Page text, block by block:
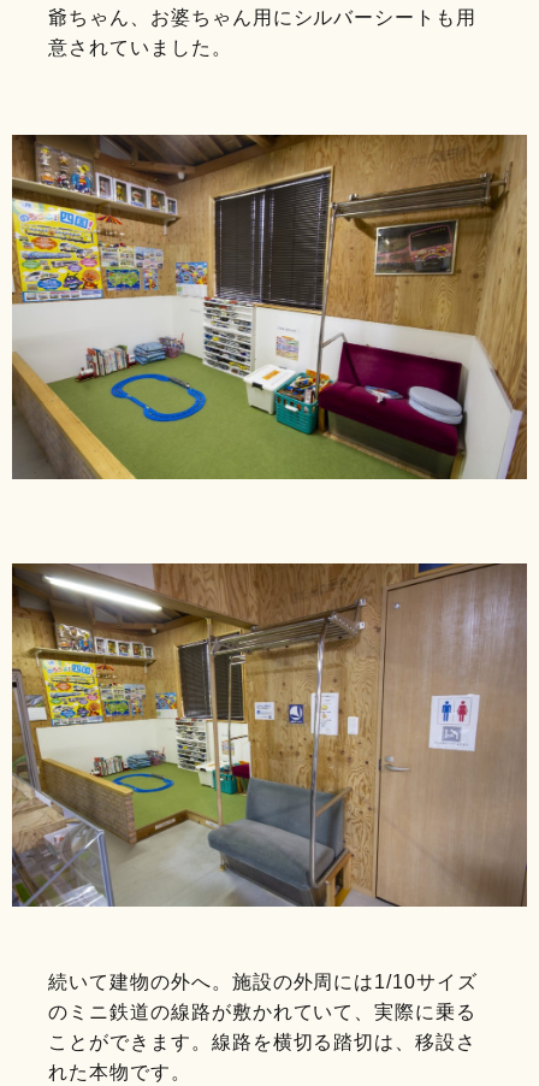
爺ちゃん、お婆ちゃん用にシルバーシートも用
意されていました。
続いて建物の外へ。施設の外周には1/10サイズ
のミニ鉄道の線路が敷かれていて、実際に乗る
ことができます。線路を横切る踏切は、移設さ
れた本物です。